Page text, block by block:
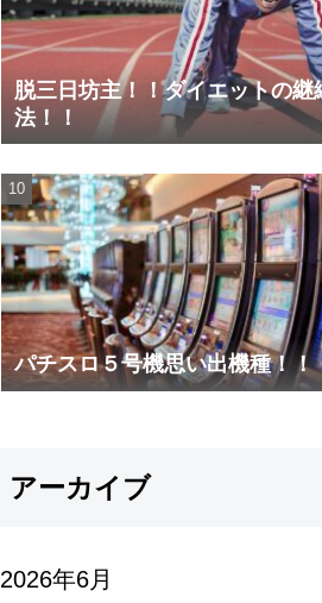
脱三日坊主！！ダイエットの継
法！！
パチスロ５号機思い出機種！！
アーカイブ
2026年6月